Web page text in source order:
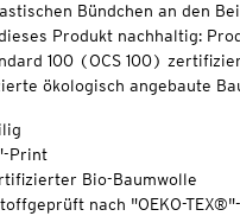
Bündchen an den
Produkt nachhaltig:
100 (OCS 100)
ökologisch angebaute
Print
Bio-Baumwolle
nach "OEKO-